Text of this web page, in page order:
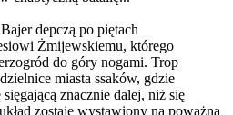
depczą po piętach
Żmijewskiemu, którego
do góry nogami. Trop
miasta ssaków, gdzie
znacznie dalej, niż się
zostaje wystawiony na poważną